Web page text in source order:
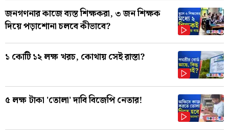
জনগণনার কাজে ব্যস্ত শিক্ষকরা, ৩ জন শিক্ষক
দিয়ে পড়াশোনা চলবে কীভাবে?
১ কোটি ১২ লক্ষ খরচ, কোথায় সেই রাস্তা?
৫ লক্ষ টাকা 'তোলা' দাবি বিজেপি নেতার!